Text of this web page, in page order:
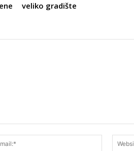
veliko gradište
Email:*